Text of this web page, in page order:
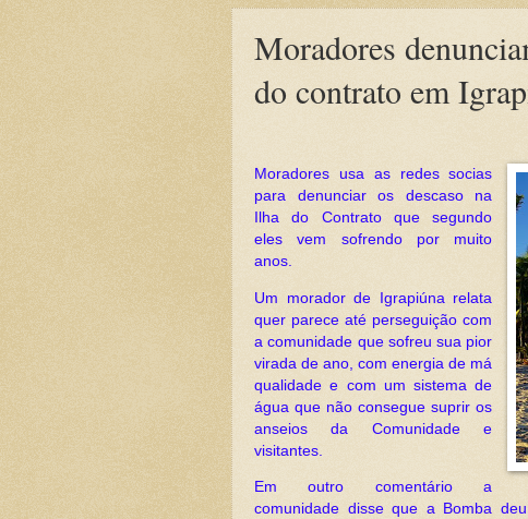
Moradores
do contrato em
Moradores usa as redes socias
para denunciar os descaso na
Ilha do Contrato que segundo
eles vem sofrendo por muito
anos.
Um morador de Igrapiúna relata
quer parece até perseguição com
a comunidade que sofreu sua pior
virada de ano, com energia de má
qualidade e com um sistema de
água que não consegue suprir os
anseios da Comunidade e
visitantes.
Em outro comentário a
comunidade disse que a Bomba